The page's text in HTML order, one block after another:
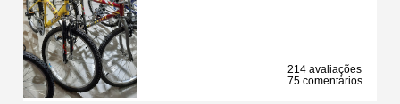
214 avaliações
75 comentários